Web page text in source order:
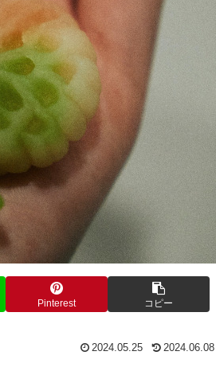
Pinterest コピー
2024.05.25 2024.06.08